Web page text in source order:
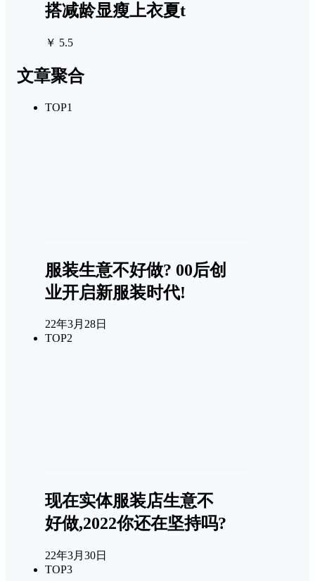
搭减龄显瘦上衣夏t
￥ 5.5
文章聚合
TOP1
服装生意不好做? 00后创
业开启新服装时代!
22年3月28日
TOP2
现在实体服装店生意不
好做,2022你还在坚持吗?
22年3月30日
TOP3